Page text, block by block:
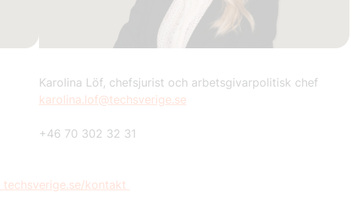
Karolina Löf, chefsjurist och arbetsgivarpolitisk chef
karolina.lof@techsverige.se
+46 70 302 32 31
techsverige.se/kontakt